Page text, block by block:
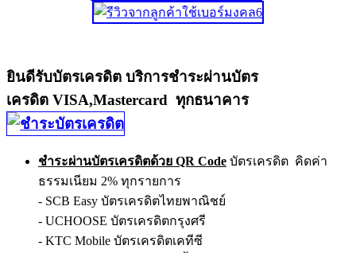
ยินดีรับบัตรเครดิต บริการชำระผ่านบัตร
เครดิต VISA,Mastercard ทุกธนาคาร
ชำระผ่านบัตรเครดิตด้วย QR Code บัตรเครดิต คิดค่า
ธรรมเนียม 2% ทุกรายการ
- SCB Easy บัตรเครดิตไทยพาณิชย์
- UCHOOSE บัตรเครดิตกรุงศรี
- KTC Mobile บัตรเครดิตเคทีซี